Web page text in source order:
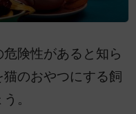
険性があると知ら
のおやつにする飼
。